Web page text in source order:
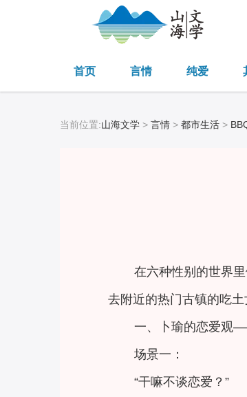
首页 言情 纯爱
当前位置:山海文学 > 言情 > 都市生活 >
在六种性别的世界
去附近的热门古镇的吃
一、卜瑜的恋爱观
场景一：
“干嘛不谈恋爱？”